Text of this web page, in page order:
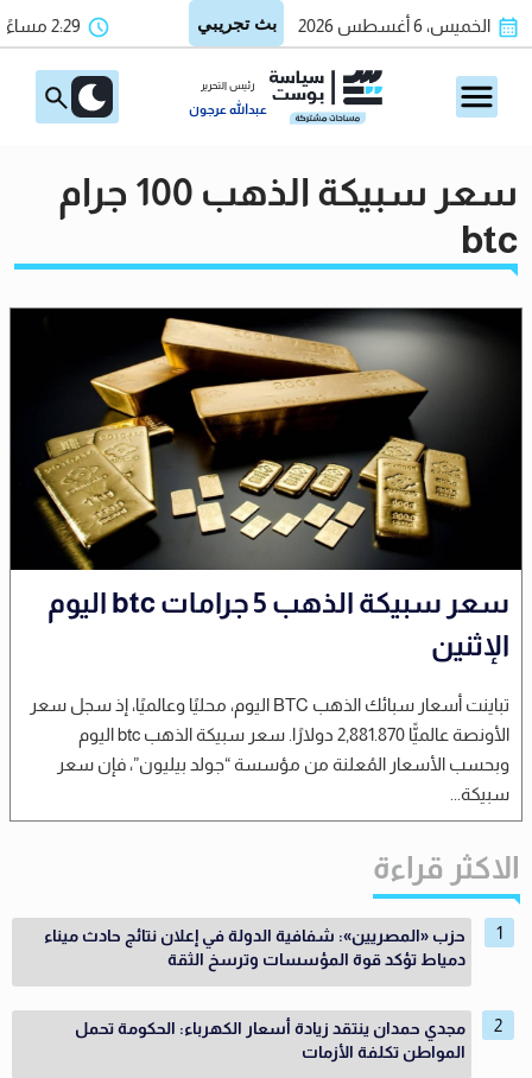
الخميس، 6 أغسطس 2026 2:29 مساءً
رئيس التحرير
عبدالله عرجون
سعر سبيكة الذهب 100 جرام
btc
سعر سبيكة الذهب 5 جرامات btc اليوم
الإثنين
تباينت أسعار سبائك الذهب BTC اليوم، محليًا وعالميًا، إذ سجل سعر
الأونصة عالميًّا ‪2,881.870‬ دولارًا. سعر سبيكة الذهب btc اليوم
وبحسب الأسعار المُعلنة من مؤسسة “جولد بيليون”، فإن سعر
سبيكة...
الاكثر قراءة
حزب «المصريين»: شفافية الدولة في إعلان نتائج حادث ميناء
دمياط تؤكد قوة المؤسسات وترسخ الثقة
مجدي حمدان ينتقد زيادة أسعار الكهرباء: الحكومة تحمل
المواطن تكلفة الأزمات